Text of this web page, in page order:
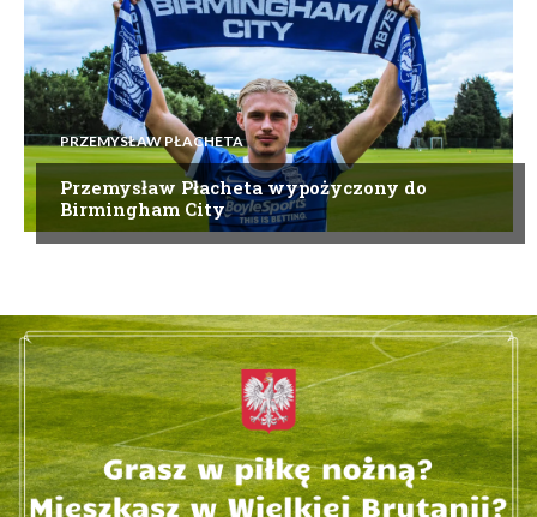
PRZEMYSŁAW PŁACHETA
Przemysław Płacheta wypożyczony do
Birmingham City